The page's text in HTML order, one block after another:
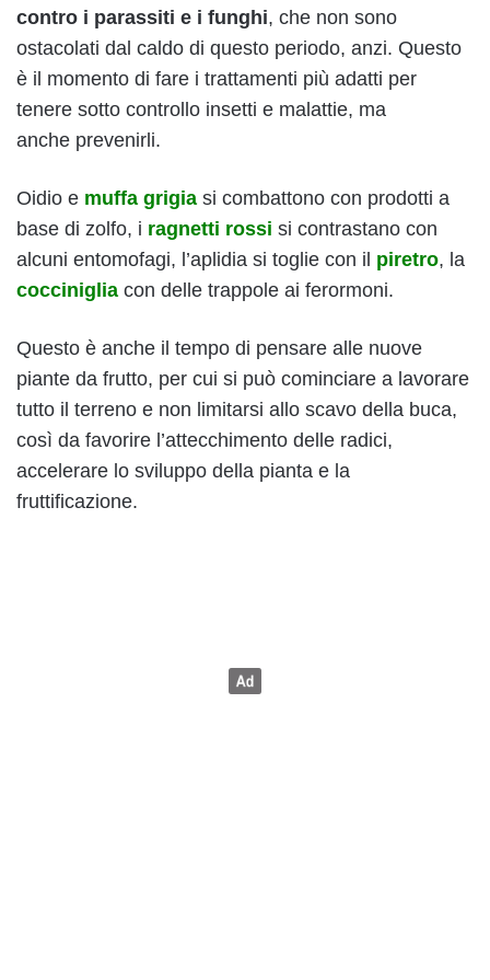
contro i parassiti e i funghi, che non sono
ostacolati dal caldo di questo periodo, anzi. Questo
è il momento di fare i trattamenti più adatti per
tenere sotto controllo insetti e malattie, ma
anche prevenirli.
Oidio e muffa grigia si combattono con prodotti a
base di zolfo, i ragnetti rossi si contrastano con
alcuni entomofagi, l’aplidia si toglie con il piretro, la
cocciniglia con delle trappole ai ferormoni.
Questo è anche il tempo di pensare alle nuove
piante da frutto, per cui si può cominciare a lavorare
tutto il terreno e non limitarsi allo scavo della buca,
così da favorire l’attecchimento delle radici,
accelerare lo sviluppo della pianta e la
fruttificazione.